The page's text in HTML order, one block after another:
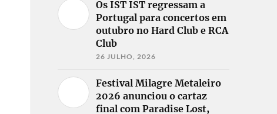
Os IST IST regressam a
Portugal para concertos em
outubro no Hard Club e RCA
Club
26 JULHO, 2026
Festival Milagre Metaleiro
2026 anunciou o cartaz
final com Paradise Lost,